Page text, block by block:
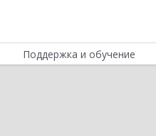
Поддержка и обучение